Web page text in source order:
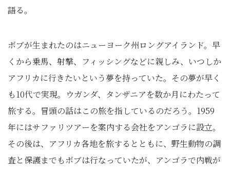
語る。
ボブが生まれたのはニューヨーク州ロングアイランド。早
くから乗馬、射撃、フィッシングなどに親しみ、いつしか
アフリカに行きたいという夢を持っていた。その夢が早く
も10代で実現。ウガンダ、タンザニアを数か月にわたって
旅する。冒頭の話はこの旅を指しているのだろう。1959
年にはサファリツアーを案内する会社をアンゴラに設立。
その後は、アフリカ各地を旅するとともに、野生動物の調
査と保護までもボブは行なっていたが、アンゴラで内戦が